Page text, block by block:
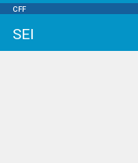
CFF
SEI